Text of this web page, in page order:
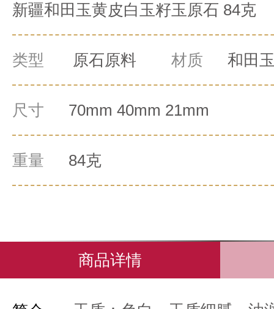
新疆和田玉黄皮白玉籽玉原石 84克
类型 原石原料 材质 和田
尺寸 70mm 40mm 21mm
重量 84克
商品详情